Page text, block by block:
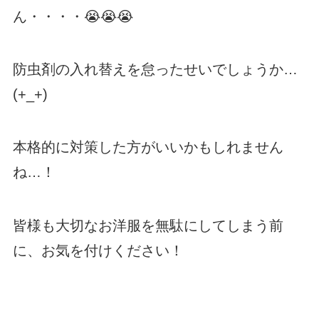
ん・・・・😭😭😭
防虫剤の入れ替えを怠ったせいでしょうか…
(+_+)
本格的に対策した方がいいかもしれません
ね…！
皆様も大切なお洋服を無駄にしてしまう前
に、お気を付けください！